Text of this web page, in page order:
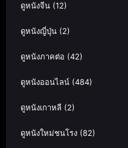
ดูหนังจีน (12)
ดูหนังญี่ปุ่น (2)
ดูหนังภาคต่อ (42)
ดูหนังออนไลน์ (484)
ดูหนังเกาหลี (2)
ดูหนังใหม่ชนโรง (82)